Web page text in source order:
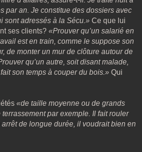
par an. Je constitue des dossiers avec
sont adressés à la Sécu.» Ce que lui
ses clients? «Prouver qu’un salarié en
est en train, comme le suppose son
de monter un mur de clôture autour de
qu’un autre, soit disant malade,
son temps à couper du bois.» Qui
«de taille moyenne ou de grands
par exemple. Il fait rouler
de longue durée, il voudrait bien en